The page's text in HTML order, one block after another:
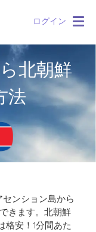
ログイン
北朝鮮
法
ンション島から
きます。 北朝鮮
格安！1分間あた